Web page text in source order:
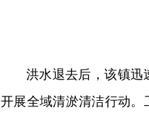
洪水退去后，该镇迅
开展全域清淤清洁行动